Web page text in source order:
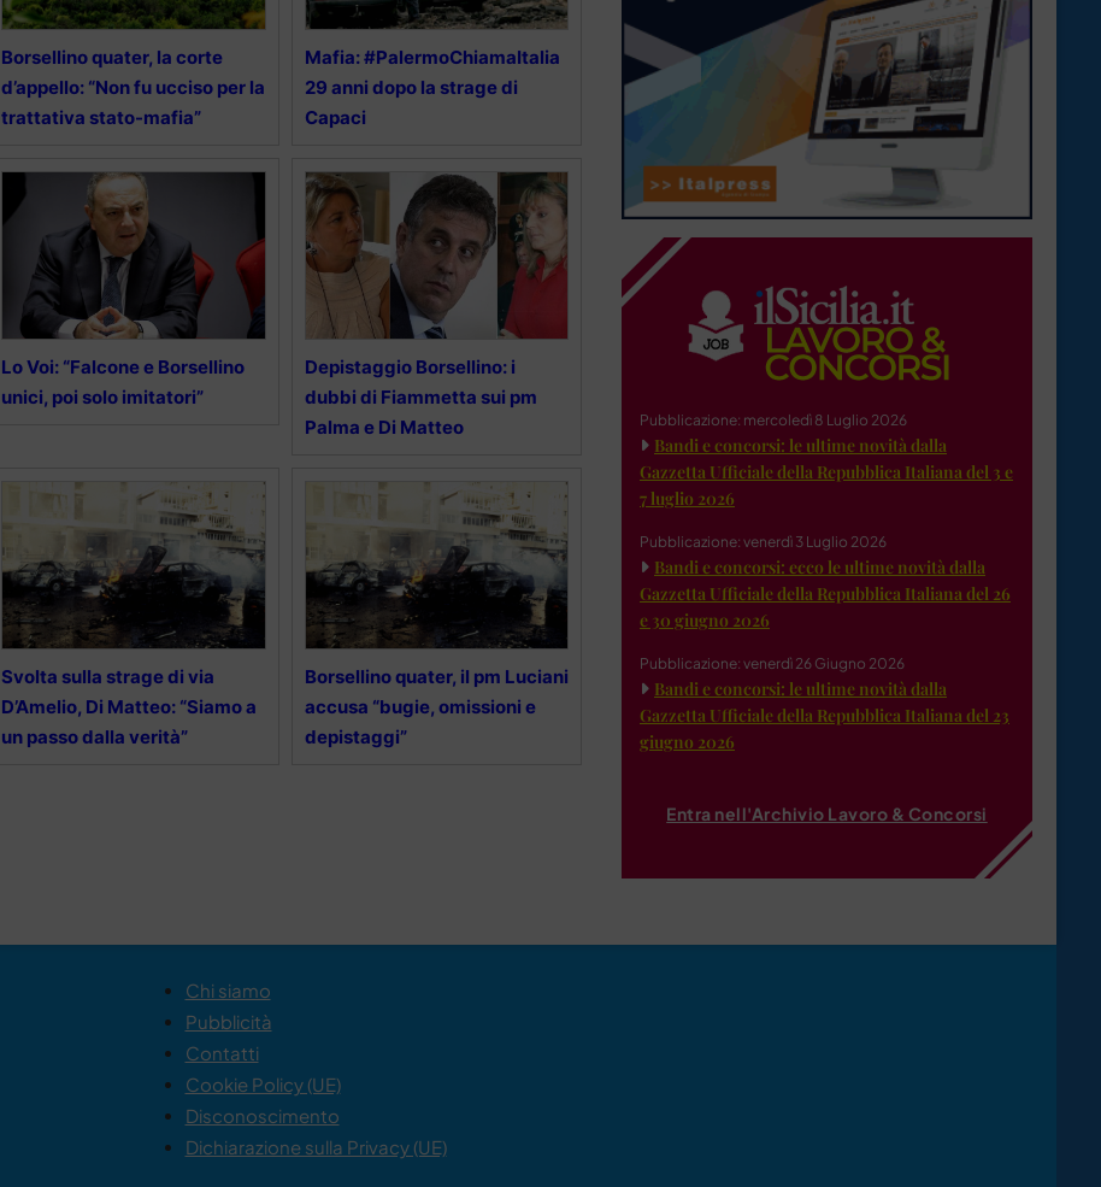
Borsellino quater, la corte
d’appello: “Non fu ucciso per la
trattativa stato-mafia”
Mafia: #PalermoChiamaItalia
29 anni dopo la strage di
Capaci
Lo Voi: “Falcone e Borsellino
unici, poi solo imitatori”
Depistaggio Borsellino: i
dubbi di Fiammetta sui pm
Palma e Di Matteo
Svolta sulla strage di via
D’Amelio, Di Matteo: “Siamo a
un passo dalla verità”
Borsellino quater, il pm Luciani
accusa “bugie, omissioni e
depistaggi”
Pubblicazione: mercoledì 8 Luglio 2026
Bandi e concorsi: le ultime novità dalla
Gazzetta Ufficiale della Repubblica Italiana del 3 e
7 luglio 2026
Pubblicazione: venerdì 3 Luglio 2026
Bandi e concorsi: ecco le ultime novità dalla
Gazzetta Ufficiale della Repubblica Italiana del 26
e 30 giugno 2026
Pubblicazione: venerdì 26 Giugno 2026
Bandi e concorsi: le ultime novità dalla
Gazzetta Ufficiale della Repubblica Italiana del 23
giugno 2026
Entra nell'Archivio Lavoro & Concorsi
Chi siamo
Pubblicità
Contatti
Cookie Policy (UE)
Disconoscimento
Dichiarazione sulla Privacy (UE)